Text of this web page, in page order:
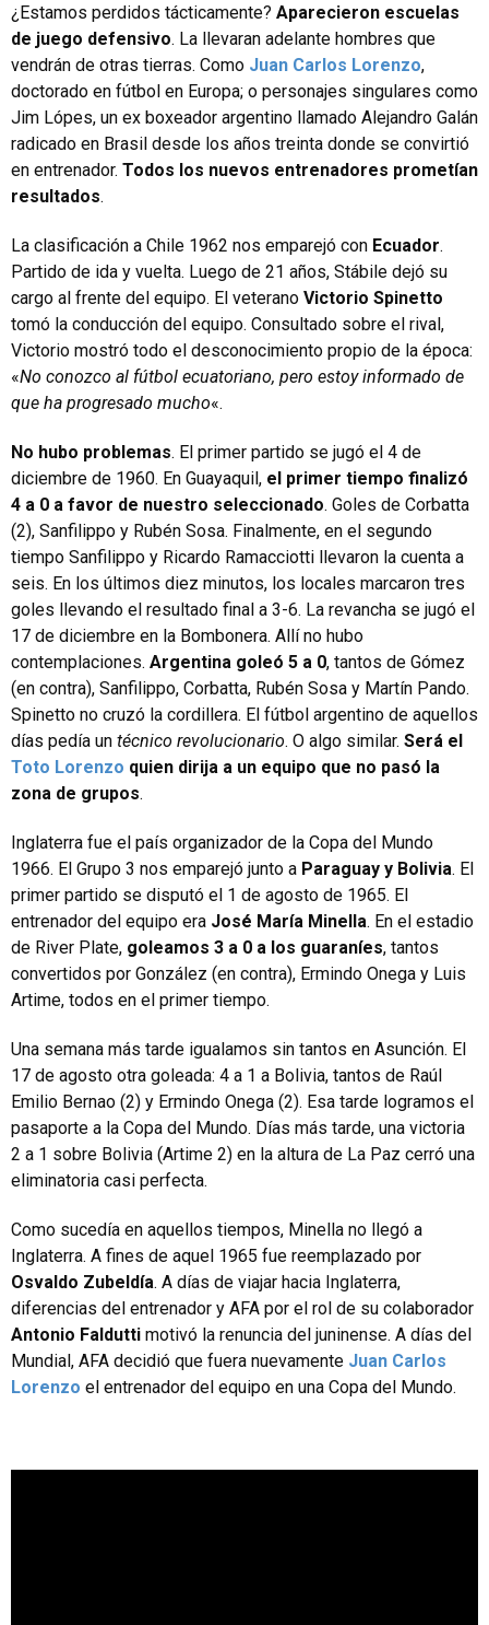
¿Estamos perdidos tácticamente? Aparecieron escuelas
de juego defensivo. La llevaran adelante hombres que
vendrán de otras tierras. Como Juan Carlos Lorenzo,
doctorado en fútbol en Europa; o personajes singulares como
Jim Lópes, un ex boxeador argentino llamado Alejandro Galán
radicado en Brasil desde los años treinta donde se convirtió
en entrenador. Todos los nuevos entrenadores prometían
resultados.
La clasificación a Chile 1962 nos emparejó con Ecuador.
Partido de ida y vuelta. Luego de 21 años, Stábile dejó su
cargo al frente del equipo. El veterano Victorio Spinetto
tomó la conducción del equipo. Consultado sobre el rival,
Victorio mostró todo el desconocimiento propio de la época:
«No conozco al fútbol ecuatoriano, pero estoy informado de
que ha progresado mucho«.
No hubo problemas. El primer partido se jugó el 4 de
diciembre de 1960. En Guayaquil, el primer tiempo finalizó
4 a 0 a favor de nuestro seleccionado. Goles de Corbatta
(2), Sanfilippo y Rubén Sosa. Finalmente, en el segundo
tiempo Sanfilippo y Ricardo Ramacciotti llevaron la cuenta a
seis. En los últimos diez minutos, los locales marcaron tres
goles llevando el resultado final a 3-6. La revancha se jugó el
17 de diciembre en la Bombonera. Allí no hubo
contemplaciones. Argentina goleó 5 a 0, tantos de Gómez
(en contra), Sanfilippo, Corbatta, Rubén Sosa y Martín Pando.
Spinetto no cruzó la cordillera. El fútbol argentino de aquellos
días pedía un técnico revolucionario. O algo similar. Será el
Toto Lorenzo quien dirija a un equipo que no pasó la
zona de grupos.
Inglaterra fue el país organizador de la Copa del Mundo
1966. El Grupo 3 nos emparejó junto a Paraguay y Bolivia. El
primer partido se disputó el 1 de agosto de 1965. El
entrenador del equipo era José María Minella. En el estadio
de River Plate, goleamos 3 a 0 a los guaraníes, tantos
convertidos por González (en contra), Ermindo Onega y Luis
Artime, todos en el primer tiempo.
Una semana más tarde igualamos sin tantos en Asunción. El
17 de agosto otra goleada: 4 a 1 a Bolivia, tantos de Raúl
Emilio Bernao (2) y Ermindo Onega (2). Esa tarde logramos el
pasaporte a la Copa del Mundo. Días más tarde, una victoria
2 a 1 sobre Bolivia (Artime 2) en la altura de La Paz cerró una
eliminatoria casi perfecta.
Como sucedía en aquellos tiempos, Minella no llegó a
Inglaterra. A fines de aquel 1965 fue reemplazado por
Osvaldo Zubeldía. A días de viajar hacia Inglaterra,
diferencias del entrenador y AFA por el rol de su colaborador
Antonio Faldutti motivó la renuncia del juninense. A días del
Mundial, AFA decidió que fuera nuevamente Juan Carlos
Lorenzo el entrenador del equipo en una Copa del Mundo.